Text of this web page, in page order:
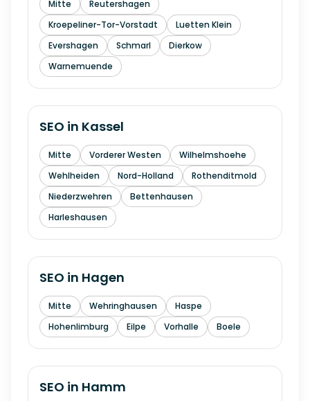
Mitte
Reutershagen
Kroepeliner-Tor-Vorstadt
Luetten Klein
Evershagen
Schmarl
Dierkow
Warnemuende
SEO in Kassel
Mitte Vorderer Westen
Wilhelmshoehe
Wehlheiden
Nord-Holland
Rothenditmold
Niederzwehren
Bettenhausen
Harleshausen
SEO in Hagen
Mitte Wehringhausen
Haspe
Hohenlimburg
Eilpe Vorhalle Boele
SEO in Hamm